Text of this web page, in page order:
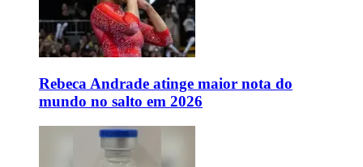
Rebeca Andrade atinge maior nota do
mundo no salto em 2026